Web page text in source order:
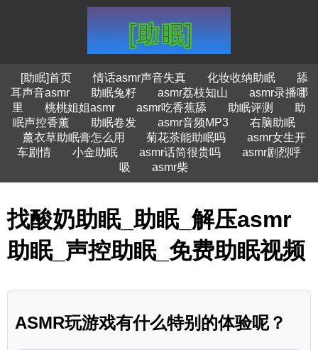
[助眠]首页 情话asmr声音失真 化妆收纳助眠
舔
耳声音asmr
助眠兔籽 asmr荔枝知山
asmr录播哪
里
桃桃姐姐asmr asmr吃香蕉舔 助眠评测
助
眠声控香薰
助眠卷发 asmr音频MP3
右脑助眠
薰衣草助眠膏怎么用
菊花茶能助眠吗
asmr女生开
车剧情
小金助眠 asmr话筒很贵吗
asmr剧烈呼
吸
asmr柴
找酸奶助眠_助眠_解压asmr
助眠_声控助眠_免费助眠视频
ASMR玩游戏有什么特别的体验呢？